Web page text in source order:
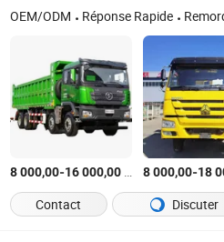
OEM/ODM Réponse Rapide Remorque basculante, camion lourd, camion
8 000,00-16 000,00 /Pièce
8 000,00-18
Contact
Discuter